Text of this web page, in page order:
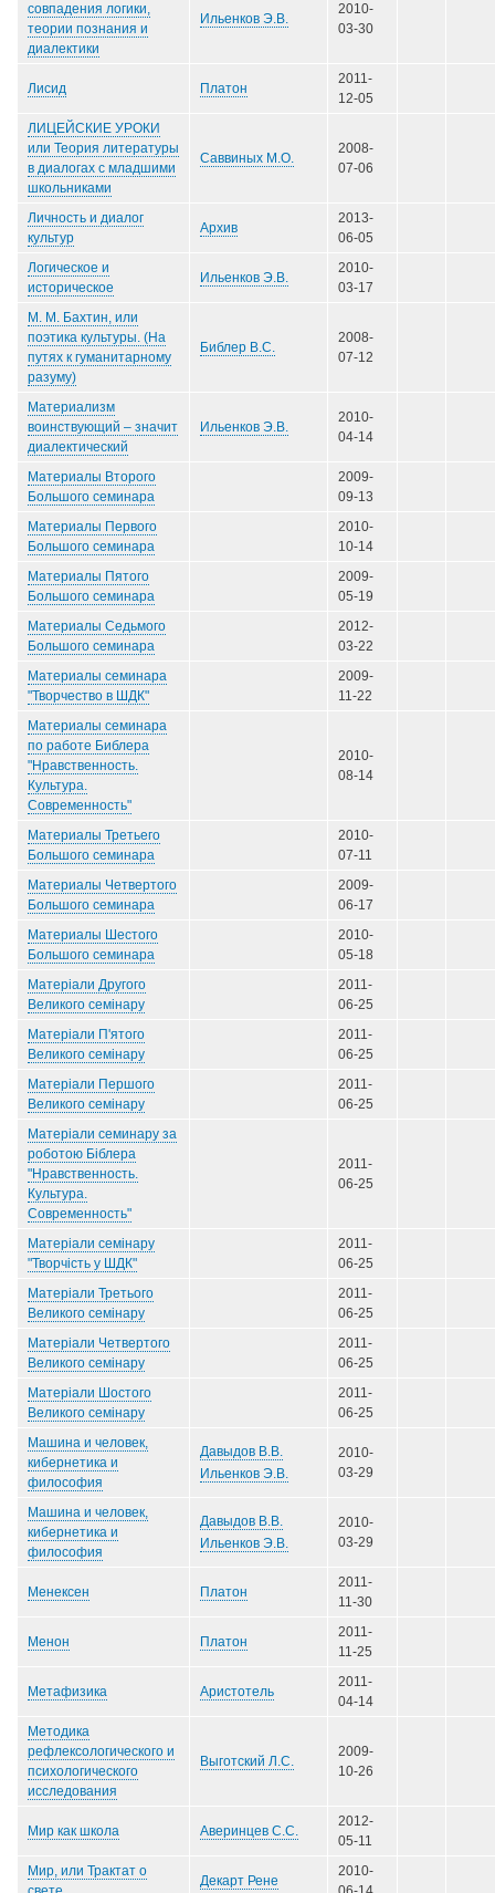
совпадения логики,
теории познания и
диалектики
Ильенков Э.В.
2010-
03-30
Лисид Платон
2011-
12-05
ЛИЦЕЙСКИЕ УРОКИ
или Теория литературы
в диалогах с младшими
школьниками
Саввиных М.О.
2008-
07-06
Личность и диалог
культур
Архив
2013-
06-05
Логическое и
историческое
Ильенков Э.В.
2010-
03-17
М. М. Бахтин, или
поэтика культуры. (На
путях к гуманитарному
разуму)
Библер В.С.
2008-
07-12
Материализм
воинствующий – значит
диалектический
Ильенков Э.В.
2010-
04-14
Материалы Второго
Большого семинара
2009-
09-13
Материалы Первого
Большого семинара
2010-
10-14
Материалы Пятого
Большого семинара
2009-
05-19
Материалы Седьмого
Большого семинара
2012-
03-22
Материалы семинара
"Творчество в ШДК"
2009-
11-22
Материалы семинара
по работе Библера
"Нравственность.
Культура.
Современность"
2010-
08-14
Материалы Третьего
Большого семинара
2010-
07-11
Материалы Четвертого
Большого семинара
2009-
06-17
Материалы Шестого
Большого семинара
2010-
05-18
Матеріали Другого
Великого семінару
2011-
06-25
Матеріали П'ятого
Великого семінару
2011-
06-25
Матеріали Першого
Великого семінару
2011-
06-25
Матеріали семинару за
роботою Біблера
"Нравственность.
Культура.
Современность"
2011-
06-25
Матеріали семінару
"Творчість у ШДК"
2011-
06-25
Матеріали Третього
Великого семінару
2011-
06-25
Матеріали Четвертого
Великого семінару
2011-
06-25
Матеріали Шостого
Великого семінару
2011-
06-25
Машина и человек,
кибернетика и
философия
Давыдов В.В.
Ильенков Э.В.
2010-
03-29
Машина и человек,
кибернетика и
философия
Давыдов В.В.
Ильенков Э.В.
2010-
03-29
Менексен Платон
2011-
11-30
Менон Платон
2011-
11-25
Метафизика Аристотель
2011-
04-14
Методика
рефлексологического и
психологического
исследования
Выготский Л.С.
2009-
10-26
Мир как школа Аверинцев С.С.
2012-
05-11
Мир, или Трактат о
Декарт Рене
2010-